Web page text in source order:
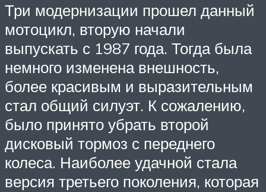
Три модернизации прошел данный
мотоцикл, вторую начали
выпускать с 1987 года. Тогда была
немного изменена внешность,
более красивым и выразительным
стал общий силуэт. К сожалению,
было принято убрать второй
дисковый тормоз с переднего
колеса. Наиболее удачной стала
версия третьего поколения, которая